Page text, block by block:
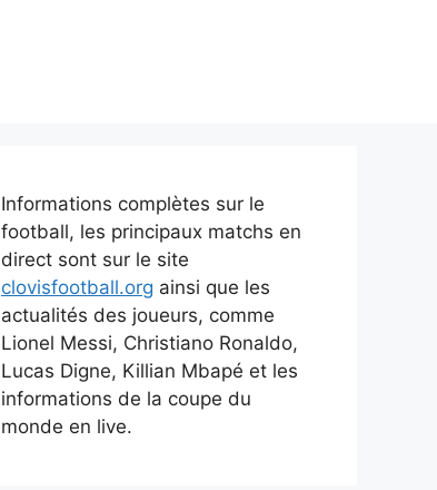
Informations complètes sur le
football, les principaux matchs en
direct sont sur le site
clovisfootball.org ainsi que les
actualités des joueurs, comme
Lionel Messi, Christiano Ronaldo,
Lucas Digne, Killian Mbapé et les
informations de la coupe du
monde en live.